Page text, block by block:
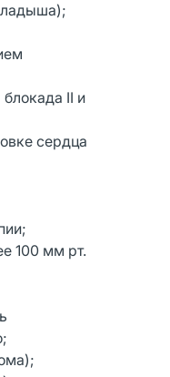
II и
сердца
100 мм рт.